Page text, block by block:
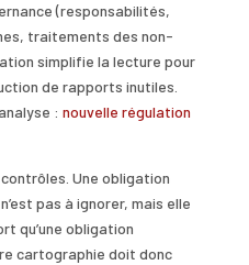
(responsabilités,
traitements des non-
simplifie la lecture pour
de rapports inutiles.
: nouvelle régulation
Une obligation
pas à ignorer, mais elle
qu’une obligation
cartographie doit donc